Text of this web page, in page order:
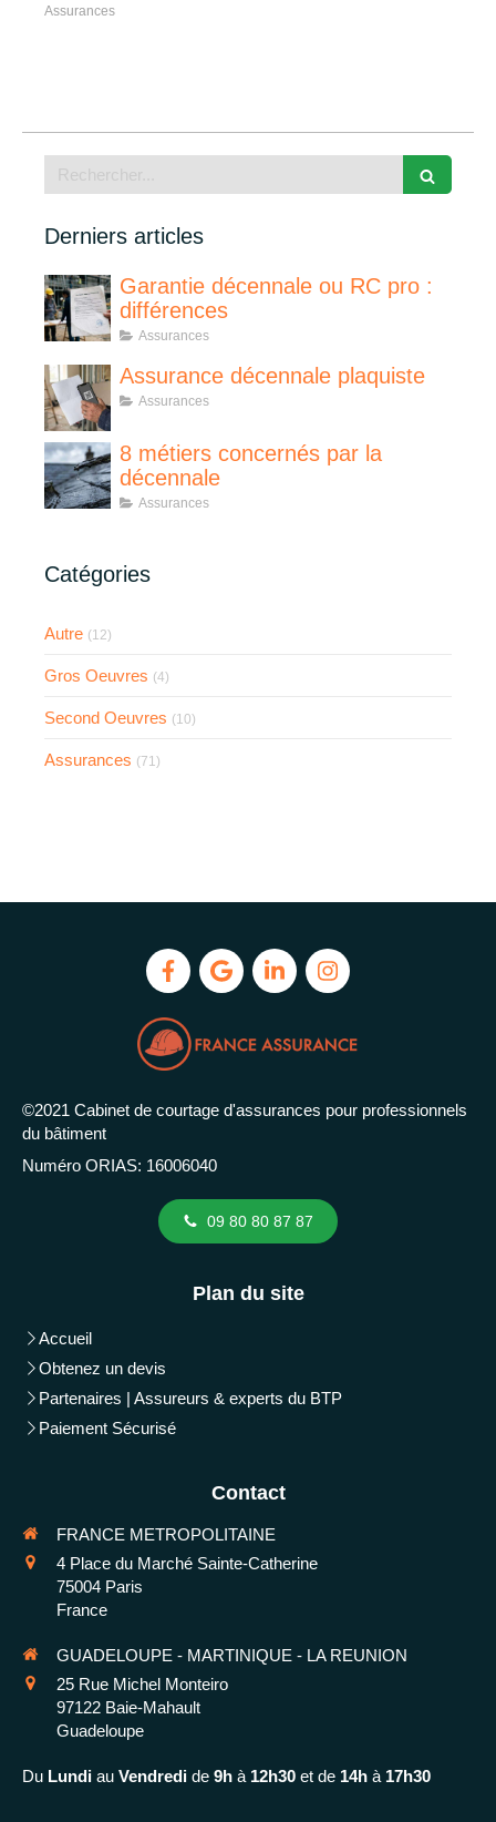
Assurances
Derniers articles
Garantie décennale ou RC pro :
différences
Assurances
Assurance décennale plaquiste
Assurances
8 métiers concernés par la
décennale
Assurances
Catégories
Autre (12)
Gros Oeuvres (4)
Second Oeuvres (10)
Assurances (71)
©2021 Cabinet de courtage d'assurances pour professionnels
du bâtiment
Numéro ORIAS: 16006040
09 80 80 87 87
Plan du site
Accueil
Obtenez un devis
Partenaires | Assureurs & experts du BTP
Paiement Sécurisé
Contact
FRANCE METROPOLITAINE
4 Place du Marché Sainte-Catherine
75004 Paris
France
GUADELOUPE - MARTINIQUE - LA REUNION
25 Rue Michel Monteiro
97122 Baie-Mahault
Guadeloupe
Du Lundi au Vendredi de 9h à 12h30 et de 14h à 17h30